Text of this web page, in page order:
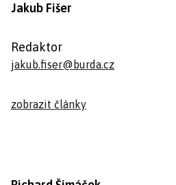
Jakub Fišer
Redaktor
jakub.fiser@burda.cz
zobrazit články